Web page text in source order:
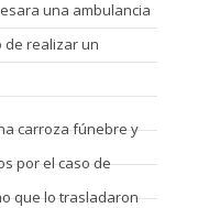
una ambulancia
de realizar un
carroza fúnebre y
por el caso de
que lo trasladaron